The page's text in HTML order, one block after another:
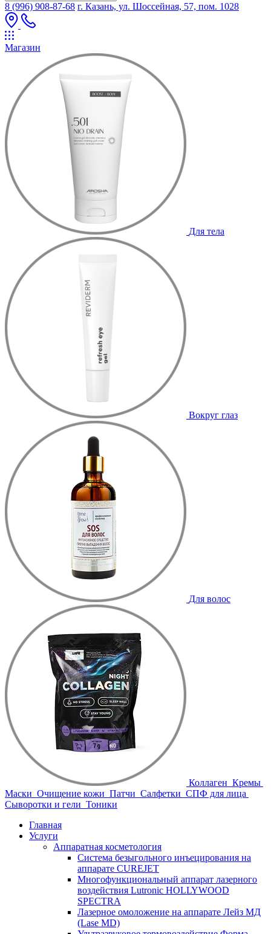
8 (996) 908-87-68 г. Казань, ул. Шоссейная, 57, пом. 1028
Магазин
Для тела
Вокруг глаз
Для волос
Коллаген Кремы
Маски Очищение кожи Патчи Салфетки СПФ для лица
Сыворотки и гели Тоники
Главная
Услуги
Аппаратная косметология
Система безыгольного инъецирования на
аппарате CUREJET
Многофункциональный аппарат лазерного
воздействия Lutronic HOLLYWOOD
SPECTRA
Лазерное омоложение на аппарате Лейз МД
(Lase MD)